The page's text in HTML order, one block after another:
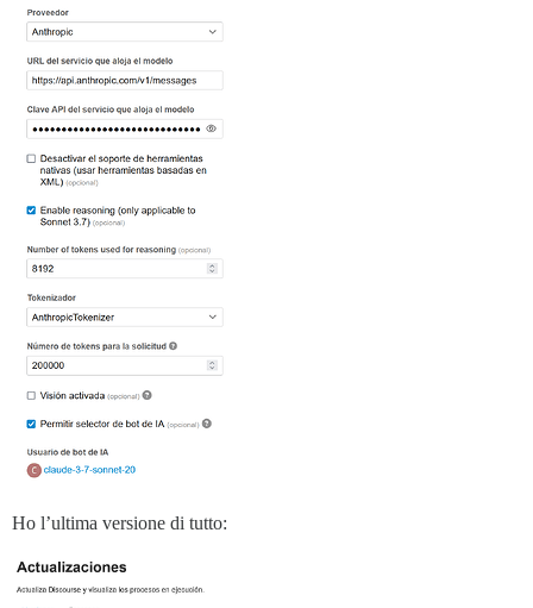
Ho l’ultima versione di tutto: